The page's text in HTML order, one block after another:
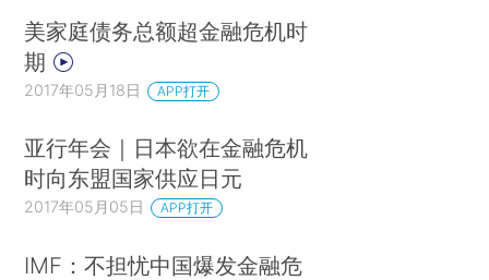
美家庭债务总额超金融危机时
期
2017年05月18日 APP打开
亚行年会｜日本欲在金融危机
时向东盟国家供应日元
2017年05月05日 APP打开
IMF：不担忧中国爆发金融危